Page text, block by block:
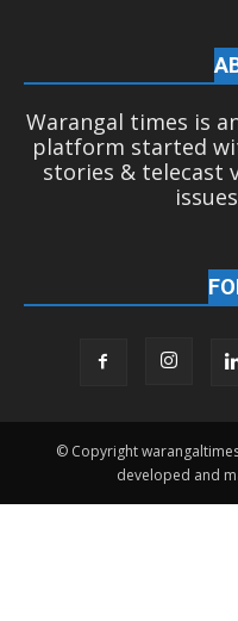
Warangal times is
platform started
stories & telecast
© Copyright
developed and